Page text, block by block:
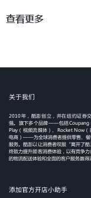
查看更多
关于我们
2010年，酷澎创立，并在纽约证券
强。旗下多个品牌——包括Coupang
Play（视频流媒体）、Rocket Now
电商）——为全球消费者提供零售、餐
服务。酷澎以让消费者叹服“离开了
终致力提升顾客消费体验，以有竞争
的物流配送体验和全面的客户服务赢得
添加官方开店小助手